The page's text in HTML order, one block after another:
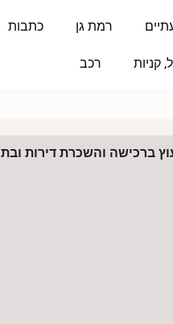
רמת גן כתבות
קניות רכב
ברכישה והשכרת דירות